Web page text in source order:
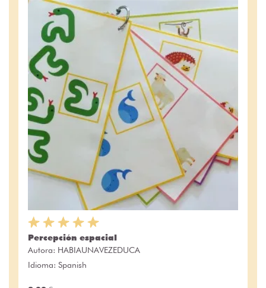
Percepción espacial
Autora: HABIAUNAVEZEDUCA
Idioma: Spanish